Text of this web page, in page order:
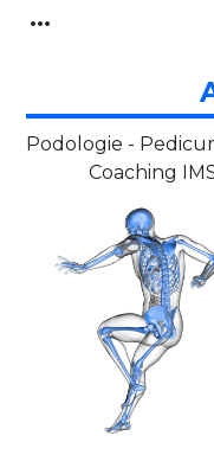
more_horiz
Podologie -
Coaching